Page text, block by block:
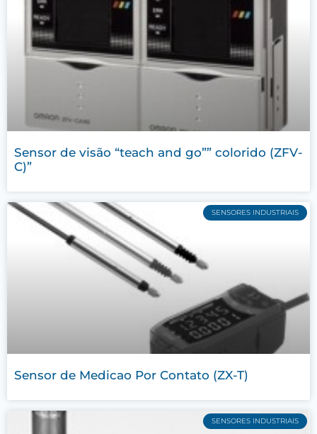
Sensor de visão “teach and go”” colorido (ZFV-
C)”
SENSORES INDUSTRIAIS
Sensor de Medicao Por Contato (ZX-T)
SENSORES INDUSTRIAIS